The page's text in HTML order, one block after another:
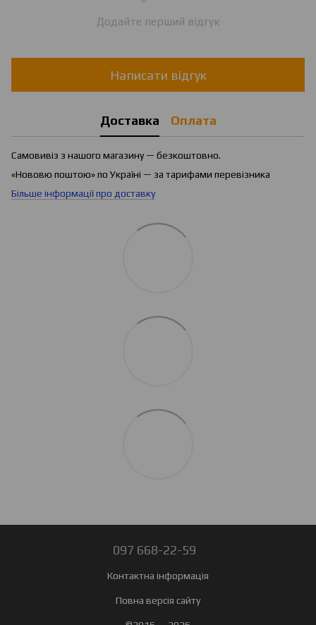
Додайте перший відгук
Написати відгук
Доставка Оплата
Самовивіз з нашого магазину — безкоштовно.
«Нововю поштою» по Україні — за тарифами перевізника
Більше інформації про доставку
097 668-22-59
Контактна інформація
Повна версія сайту